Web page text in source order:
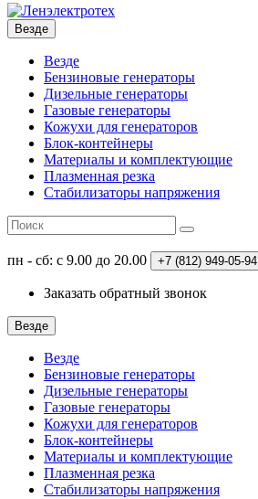
Везде
Везде
Бензиновые генераторы
Дизельные генераторы
Газовые генераторы
Кожухи для генераторов
Блок-контейнеры
Материалы и комплектующие
Плазменная резка
Стабилизаторы напряжения
пн - сб: с 9.00 до 20.00 +7 (812) 949-05-94
Заказать обратный звонок
Везде
Везде
Бензиновые генераторы
Дизельные генераторы
Газовые генераторы
Кожухи для генераторов
Блок-контейнеры
Материалы и комплектующие
Плазменная резка
Стабилизаторы напряжения